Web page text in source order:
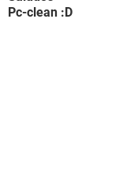
Pc-clean :D